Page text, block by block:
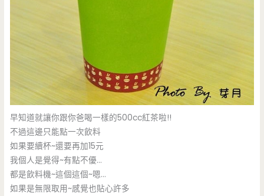
早知道就讓你跟你爸喝一樣的500cc紅茶啦!!
不過這邊只能點一次飲料
如果要續杯~還要再加15元
我個人是覺得~有點不優…
都是飲料機~這個這個~嗯…
如果是無限取用~感覺也貼心許多